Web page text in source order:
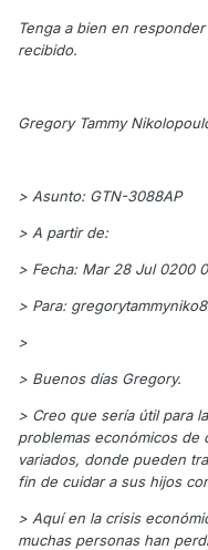
Tenga a bien en
recibido.
Gregory Tammy
> Asunto: GTN-3088AP
> A partir de:
> Fecha: Mar 28 Jul 0200
> Para:
>
> Buenos días Gregory.
> Creo que sería útil para
problemas económicos de
variados, donde pueden
fin de cuidar a sus hijos
> Aquí en la crisis
muchas personas han